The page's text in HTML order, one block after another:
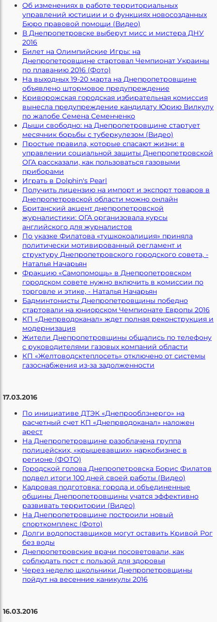
Об изменениях в работе территориальных
управлений юстиции и о функциях новосозданных
Бюро правовой помощи (Видео)
В Днепропетровске выберут мисс и мистера ДНУ
2016
Билет на Олимпийские Игры: на
Днепропетровщине стартовал Чемпионат Украины
по плаванию 2016 (Фото)
На выходных 19-20 марта на Днепропетровщине
объявлено штормовое предупреждение
Криворожская городская избирательная комиссия
вынесла предупреждение кандидату Юрию Вилкулу
по жалобе Семена Семенченко
Дыши свободно: на Днепропетровщине стартует
месячник борьбы с туберкулезом (Видео)
Простые правила, которые спасают жизни: в
управлении социальной защиты Днепропетровской
ОГА рассказали, как пользоваться газовыми
приборами
Играть в Dolphin's Pearl
Получить лицензию на импорт и экспорт товаров в
Днепропетровской области можно онлайн
Британский акцент днепропетровской
журналистики: ОГА организовала курсы
английского для журналистов
По указке Филатова «тушкокоалиция» приняла
политически мотивированный регламент и
структуру Днепропетровского городского совета, -
Наталья Начарьян
Фракцию «Самопомощь» в Днепропетровском
городском совете нужно включить в комиссии по
торговле и этике, - Наталья Начарьян
Бадминтонисты Днепропетровщины победно
стартовали на юниорском Чемпионате Европы 2016
КП «Днепрводоканал» ждет полная реконструкция и
модернизация
Жители Днепропетровщины общались по телефону
с руководителями газовых компаний области
КП «Желтоводсктеплосеть» отключено от системы
газоснабжения из-за задолженности
17.03.2016
По инициативе ДТЭК «Днепрооблэнерго» на
расчетный счет КП «Днепрводоканал» наложен
арест
На Днепропетровщине разоблачена группа
полицейских, «крышевавших» наркобизнес в
регионе (ФОТО)
Городской голова Днепропетровска Борис Филатов
подвел итоги 100 дней своей работы (Видео)
Кадровая подготовка: города и объединенные
общины Днепропетровщины учатся эффективно
развивать территории (Видео)
На Днепропетровщине построили новый
спорткомплекс (Фото)
Долги водопоставщиков могут оставить Кривой Рог
без воды
Днепропетровские врачи посоветовали, как
соблюдать пост с пользой для здоровья
Через неделю школьники Днепропетровщины
пойдут на весенние каникулы 2016
16.03.2016